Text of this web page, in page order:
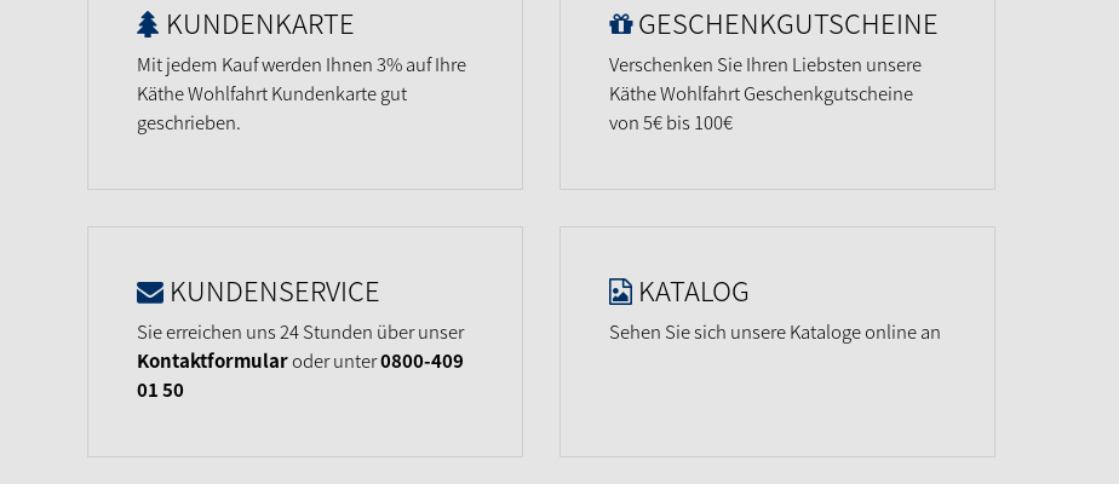
KUNDENKARTE
Mit jedem Kauf werden Ihnen 3% auf Ihre
Käthe Wohlfahrt Kundenkarte gut
geschrieben.
KUNDENSERVICE
Sie erreichen uns 24 Stunden über unser
Kontaktformularoder unter0800-409
01 50
GESCHENKGUTSCHEINE
Verschenken Sie Ihren Liebsten unsere
Käthe Wohlfahrt Geschenkgutscheine
von 5€ bis 100€
KATALOG
Sehen Sie sich unsere Kataloge online an